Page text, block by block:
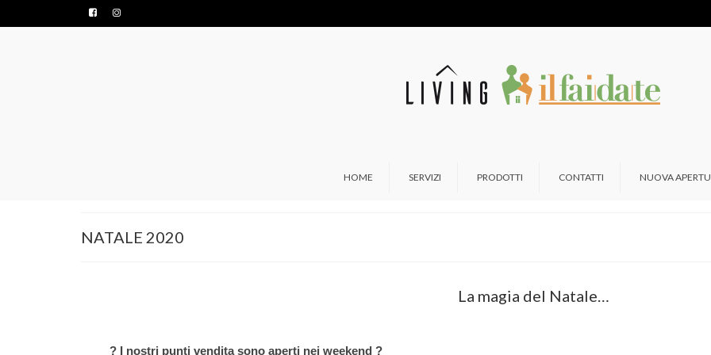
HOME SERVIZI PRODOTTI CONTATTI NUOVA
NATALE 2020
La magia del Natale…
? I nostri punti vendita sono aperti nei weekend ?